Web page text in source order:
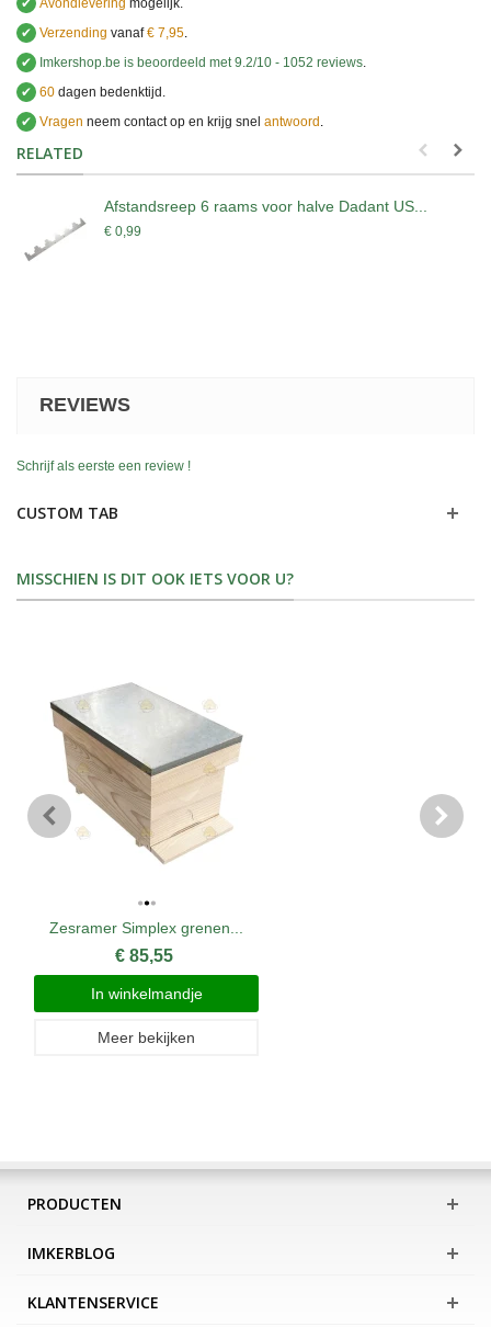
✔ Avondlevering mogelijk.
✔ Verzending vanaf€ 7,95.
✔
Imkershop.be is beoordeeld met9.2/10 - 1052 reviews.
✔ 60 dagen bedenktijd.
✔ Vragen neem contact op en krijg snel antwoord .
RELATED
Afstandsreep 6 raams voor halve Dadant US...
€ 0,99
REVIEWS
Schrijf als eerste een review !
CUSTOM TAB
MISSCHIEN IS DIT OOK IETS VOOR U?
Zesramer Simplex grenen...
€ 85,55
In winkelmandje
Meer bekijken
PRODUCTEN
IMKERBLOG
KLANTENSERVICE